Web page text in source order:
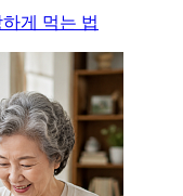
게 먹는 법